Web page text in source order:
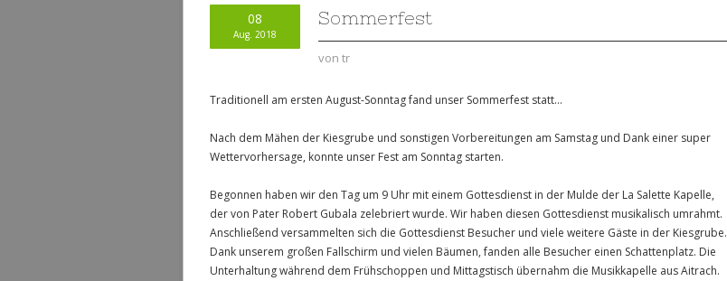
08
Aug. 2018
Sommerfest
von tr
Traditionell am ersten August-Sonntag fand unser Sommerfest statt…
Nach dem Mähen der Kiesgrube und sonstigen Vorbereitungen am Samstag und Dank einer super
Wettervorhersage, konnte unser Fest am Sonntag starten.
Begonnen haben wir den Tag um 9 Uhr mit einem Gottesdienst in der Mulde der La Salette Kapelle,
der von Pater Robert Gubala zelebriert wurde. Wir haben diesen Gottesdienst musikalisch umrahmt.
Anschließend versammelten sich die Gottesdienst Besucher und viele weitere Gäste in der Kiesgrube.
Dank unserem großen Fallschirm und vielen Bäumen, fanden alle Besucher einen Schattenplatz. Die
Unterhaltung während dem Frühschoppen und Mittagstisch übernahm die Musikkapelle aus Aitrach.